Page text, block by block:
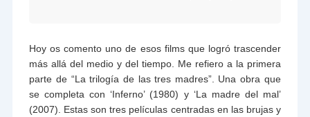
Hoy os comento uno de esos films que logró trascender
más allá del medio y del tiempo. Me refiero a la primera
parte de “La trilogía de las tres madres”. Una obra que
se completa con ‘Inferno’ (1980) y ‘La madre del mal’
(2007). Estas son tres películas centradas en las brujas y